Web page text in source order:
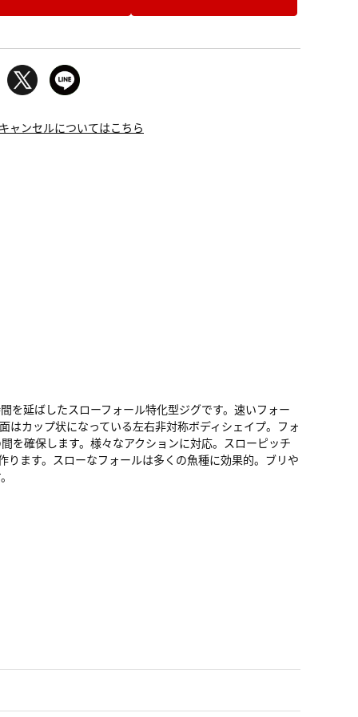
ャンセルについてはこちら
を延ばしたスローフォール特化型ジグです。速いフォー
カップ状になっている左右非対称ボディシェイプ。フォ
を確保します。様々なアクションに対応。スローピッチ
ます。スローなフォールは多くの魚種に効果的。ブリや